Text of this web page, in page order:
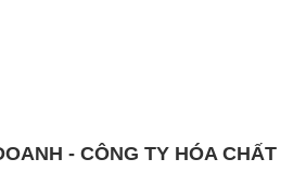
- CÔNG TY HÓA CHẤT